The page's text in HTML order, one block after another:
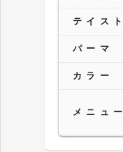
テイスト
パーマ
カラー
メニュー